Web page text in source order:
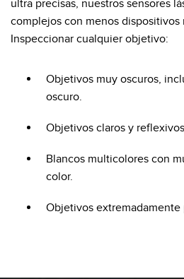
Banner Measurement Sensor Software
TECNOLOGÍA
Sensors with IO-Link
ultra precisas, nuestros sensores
complejos con menos dispositivos
Inspeccionar cualquier objetivo:
Objetivos muy oscuros,
oscuro.
Objetivos claros y
Blancos multicolores con
color.
Objetivos extremadamente